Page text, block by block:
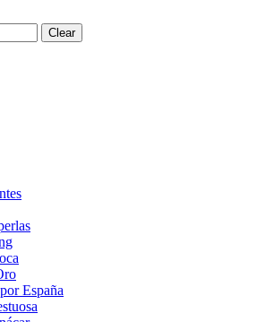
Clear
España